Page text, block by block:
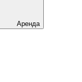
Аренда